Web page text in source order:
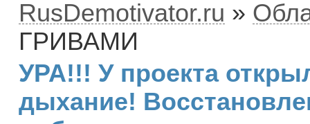
RusDemotivator.ru »
ГРИВАМИ
УРА!!! У проекта
дыхание!